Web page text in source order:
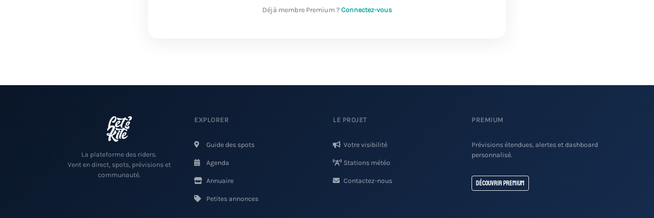
Déjà membre Premium ?Connectez-vous
La plateforme des riders.
Vent en direct, spots, prévisions et
communauté.
EXPLORER
Guide des spots
Agenda
Annuaire
Petites annonces
LE PROJET
Votre visibilité
Stations météo
Contactez-nous
PREMIUM
Prévisions étendues, alertes et dashboard
personnalisé.
Découvrir Premium